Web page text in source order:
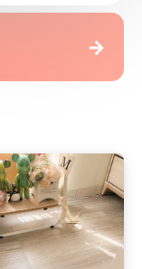
→